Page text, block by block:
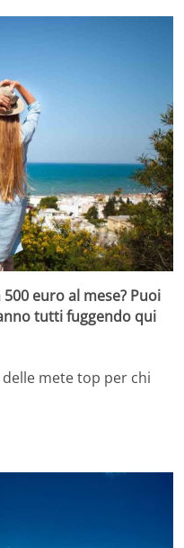
euro al mese? Puoi
tutti fuggendo qui
mete top per chi